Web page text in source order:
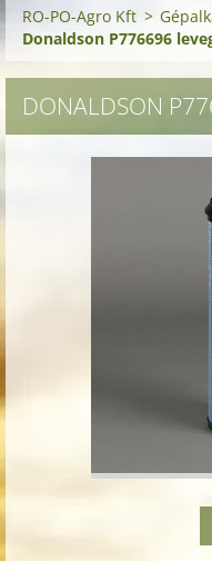
RO-PO-Agro Kft >
Donaldson P776696
DONALDSON